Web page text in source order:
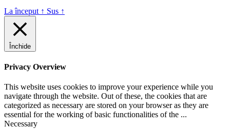
La început ↑ Sus ↑
Închide
Privacy Overview
This website uses cookies to improve your experience while you
navigate through the website. Out of these, the cookies that are
categorized as necessary are stored on your browser as they are
essential for the working of basic functionalities of the ...
Necessary